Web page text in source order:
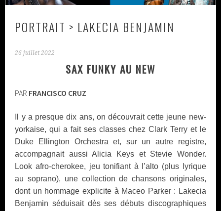
PORTRAIT > LAKECIA BENJAMIN
26 juillet 2022
SAX FUNKY AU NEW
PAR FRANCISCO CRUZ
Il y a presque dix ans, on découvrait cette jeune new-
yorkaise, qui a fait ses classes chez Clark Terry et le
Duke Ellington Orchestra et, sur un autre registre,
accompagnait aussi Alicia Keys et Stevie Wonder.
Look afro-cherokee, jeu tonifiant à l’alto (plus lyrique
au soprano), une collection de chansons originales,
dont un hommage explicite à Maceo Parker : Lakecia
Benjamin séduisait dès ses débuts discographiques